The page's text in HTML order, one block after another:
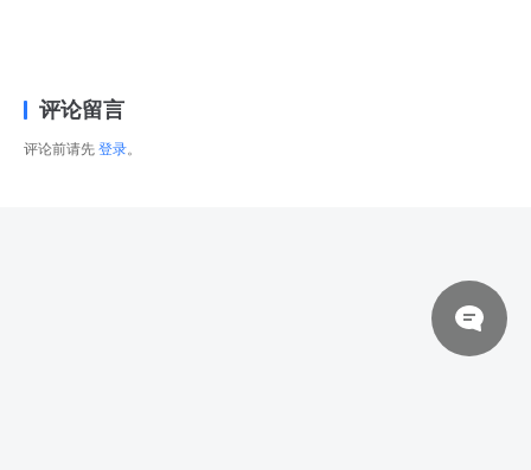
评论留言
评论前请先 登录。